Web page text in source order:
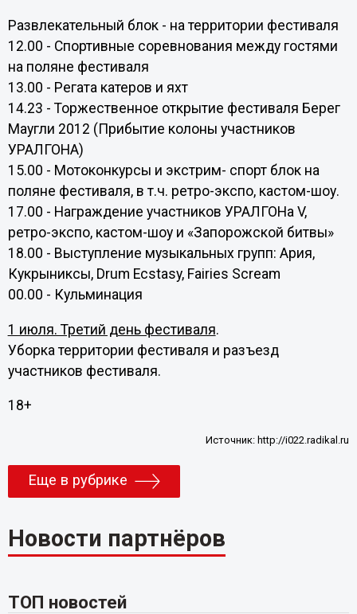
Развлекательный блок - на территории фестиваля
12.00 - Спортивные соревнования между гостями
на поляне фестиваля
13.00 - Регата катеров и яхт
14.23 - Торжественное открытие фестиваля Берег
Маугли 2012 (Прибытие колоны участников
УРАЛГОНА)
15.00 - Мотоконкурсы и экстрим- спорт блок на
поляне фестиваля, в т.ч. ретро-экспо, кастом-шоу.
17.00 - Награждение участников УРАЛГОНа V,
ретро-экспо, кастом-шоу и «Запорожской битвы»
18.00 - Выступление музыкальных групп: Ария,
Кукрыниксы, Drum Ecstasy, Fairies Scream
00.00 - Кульминация
1 июля. Третий день фестиваля.
Уборка территории фестиваля и разъезд
участников фестиваля.
18+
Источник: http://i022.radikal.ru
Еще в рубрике
Новости партнёров
ТОП новостей